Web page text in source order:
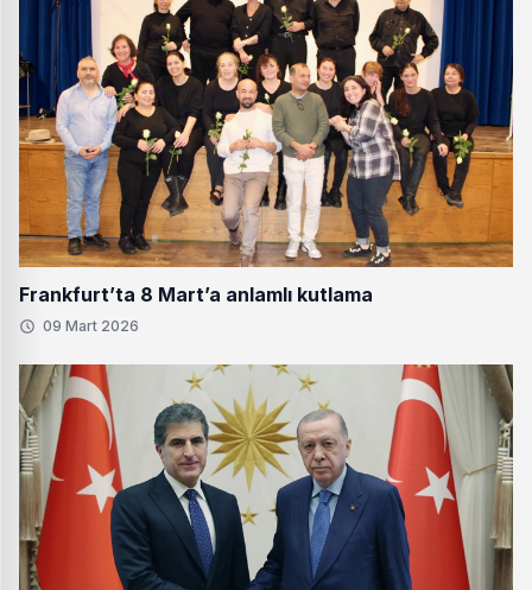
Frankfurt’ta 8 Mart’a anlamlı kutlama
09 Mart 2026